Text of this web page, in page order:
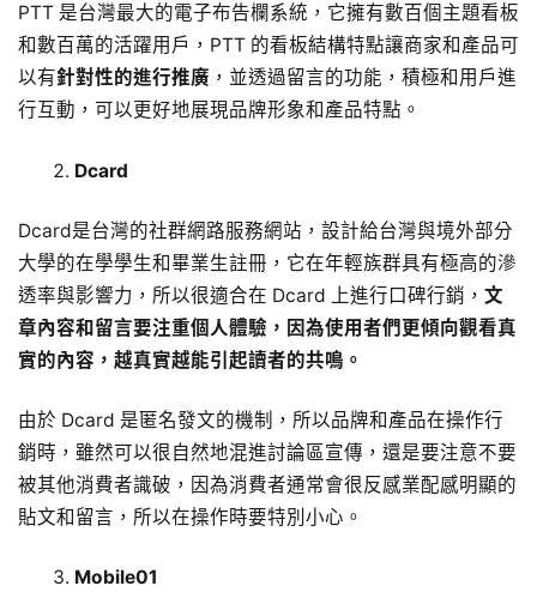
PTT 是台灣最大的電子布告欄系統，它擁有數百個主題看板
和數百萬的活躍用戶，PTT 的看板結構特點讓商家和產品可
以有針對性的進行推廣 ，並透過留言的功能，積極和用戶進
行互動，可以更好地展現品牌形象和產品特點。
Dcard
Dcard是台灣的社群網路服務網站，設計給台灣與境外部分
大學的在學學生和畢業生註冊，它在年輕族群具有極高的滲
透率與影響力，所以很適合在 Dcard 上進行口碑行銷， 文
章內容和留言要注重個人體驗，因為使用者們更傾向觀看真
實的內容，越真實越能引起讀者的共鳴。
由於 Dcard 是匿名發文的機制，所以品牌和產品在操作行
銷時，雖然可以很自然地混進討論區宣傳，還是要注意不要
被其他消費者識破，因為消費者通常會很反感業配感明顯的
貼文和留言，所以在操作時要特別小心。
Mobile01